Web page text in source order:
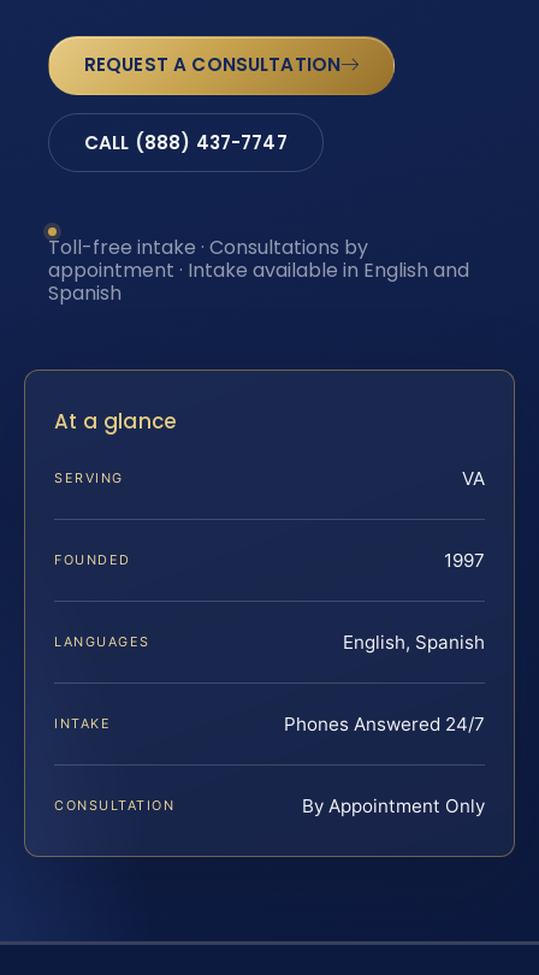
REQUEST A CONSULTATION
CALL (888) 437-7747
Toll-free intake · Consultations by
appointment · Intake available in English and
Spanish
At a glance
SERVING VA
FOUNDED 1997
LANGUAGES English, Spanish
INTAKE Phones Answered 24/7
CONSULTATION By Appointment Only